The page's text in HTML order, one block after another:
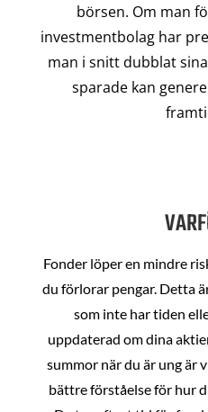
börsen. Om man
investmentbolag har
man i snitt dubblat
sparade kan
Fonder löper en mindre
du förlorar pengar. Detta
som inte har tiden
uppdaterad om dina
summor när du är ung är
bättre förståelse för hur